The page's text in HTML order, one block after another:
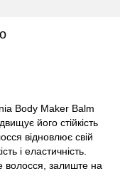
Body Maker Balm
його стійкість
відновлює свій
і еластичність.
волосся, залиште на